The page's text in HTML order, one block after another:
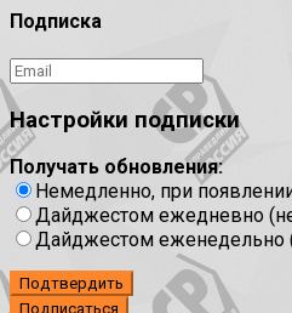
Подписка
Настройки подписки
Получать обновления:
Немедленно, при
Дайджестом ежедневно
Дайджестом еженедельно
Подтвердить